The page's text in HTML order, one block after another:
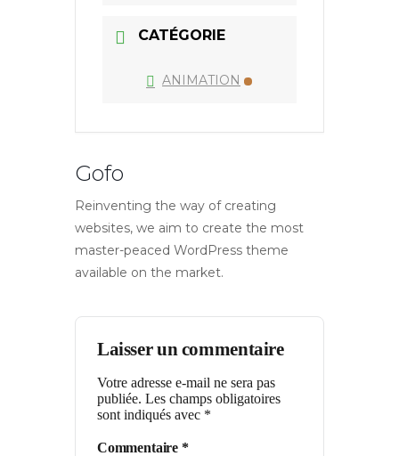
CATÉGORIE
ANIMATION
Gofo
Reinventing the way of creating
websites, we aim to create the most
master-peaced WordPress theme
available on the market.
Laisser un commentaire
Votre adresse e-mail ne sera pas
publiée. Les champs obligatoires
sont indiqués avec *
Commentaire *